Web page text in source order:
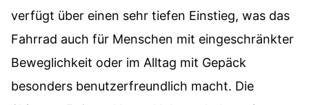
verfügt über einen sehr tiefen Einstieg, was das
Fahrrad auch für Menschen mit eingeschränkter
Beweglichkeit oder im Alltag mit Gepäck
besonders benutzerfreundlich macht. Die